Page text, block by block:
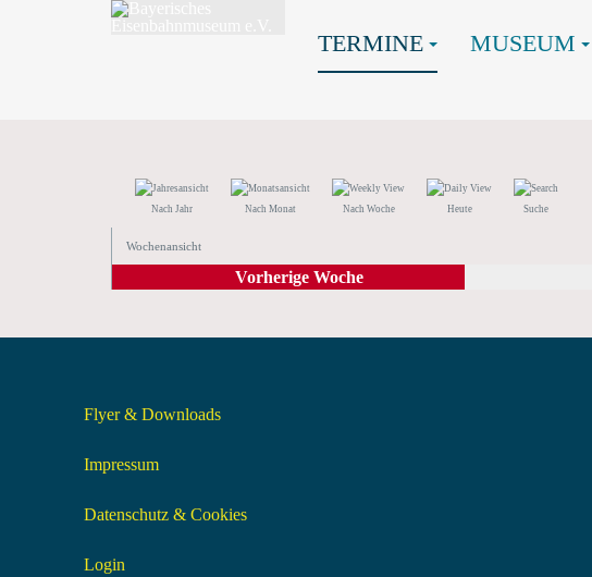
TERMINE MUSEUM
Nach Jahr Nach Monat Nach Woche Heute Suche
Wochenansicht
Vorherige Woche
Flyer & Downloads
Impressum
Datenschutz & Cookies
Login